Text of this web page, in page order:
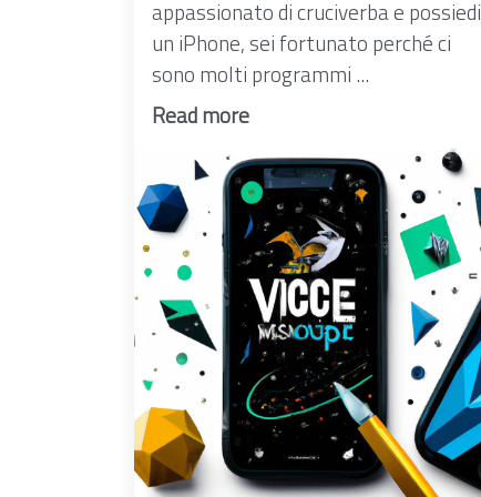
appassionato di cruciverba e possiedi
un iPhone, sei fortunato perché ci
sono molti programmi ...
Read more